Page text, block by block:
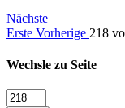
Nächste
Erste Vorherige 218
Wechsle zu Seite